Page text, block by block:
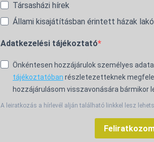
Társasházi hírek
Állami kisajátításban érintett házak
Adatkezelési tájékoztató
Önkéntesen hozzájárulok személyes
tájékoztatóban részletezetteknek
hozzájárulásom visszavonására bármikor
A leiratkozás a hírlevél alján található linkkel lesz